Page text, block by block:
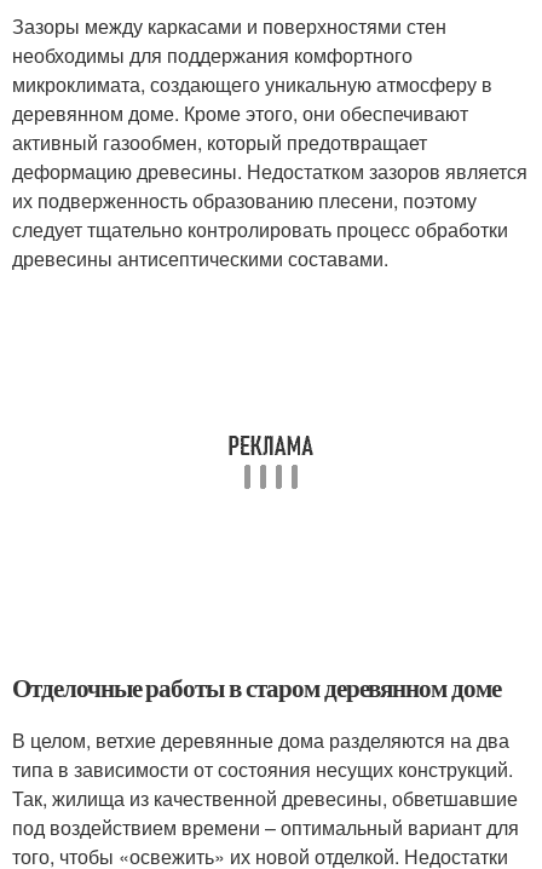
Зазоры между каркасами и поверхностями стен
необходимы для поддержания комфортного
микроклимата, создающего уникальную атмосферу в
деревянном доме. Кроме этого, они обеспечивают
активный газообмен, который предотвращает
деформацию древесины. Недостатком зазоров является
их подверженность образованию плесени, поэтому
следует тщательно контролировать процесс обработки
древесины антисептическими составами.
Отделочные работы в старом деревянном доме
В целом, ветхие деревянные дома разделяются на два
типа в зависимости от состояния несущих конструкций.
Так, жилища из качественной древесины, обветшавшие
под воздействием времени – оптимальный вариант для
того, чтобы «освежить» их новой отделкой. Недостатки